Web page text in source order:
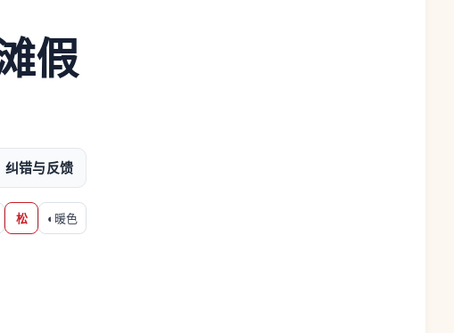
假
纠错与反馈
松 ◐ 暖色